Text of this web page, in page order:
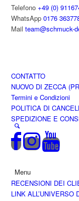
Menu
Telefono+49 (0)
WhatsApp0176
Mailteam@schmuck-
CONTATTO
NUOVO DI ZECCA
Termini e Condizioni
POLITICA DI
SPEDIZIONE E
RECENSIONI DEI
LINK ALL’UNIVERSO